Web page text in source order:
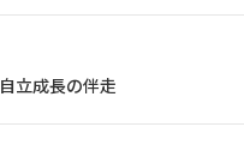
自立成長の伴走